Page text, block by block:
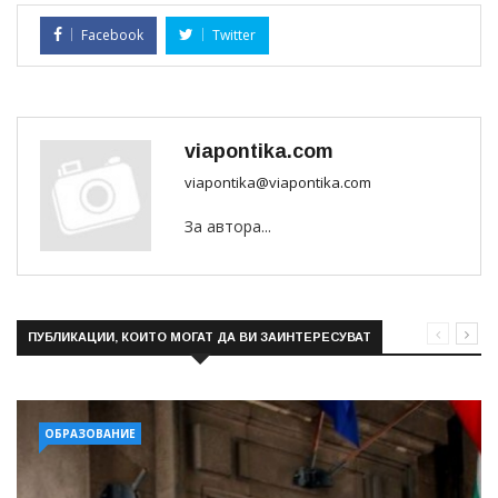
Facebook Twitter
viapontika.com
viapontika@viapontika.com
За автора...
ПУБЛИКАЦИИ, КОИТО МОГАТ ДА ВИ ЗАИНТЕРЕСУВАТ
ОБРАЗОВАНИЕ